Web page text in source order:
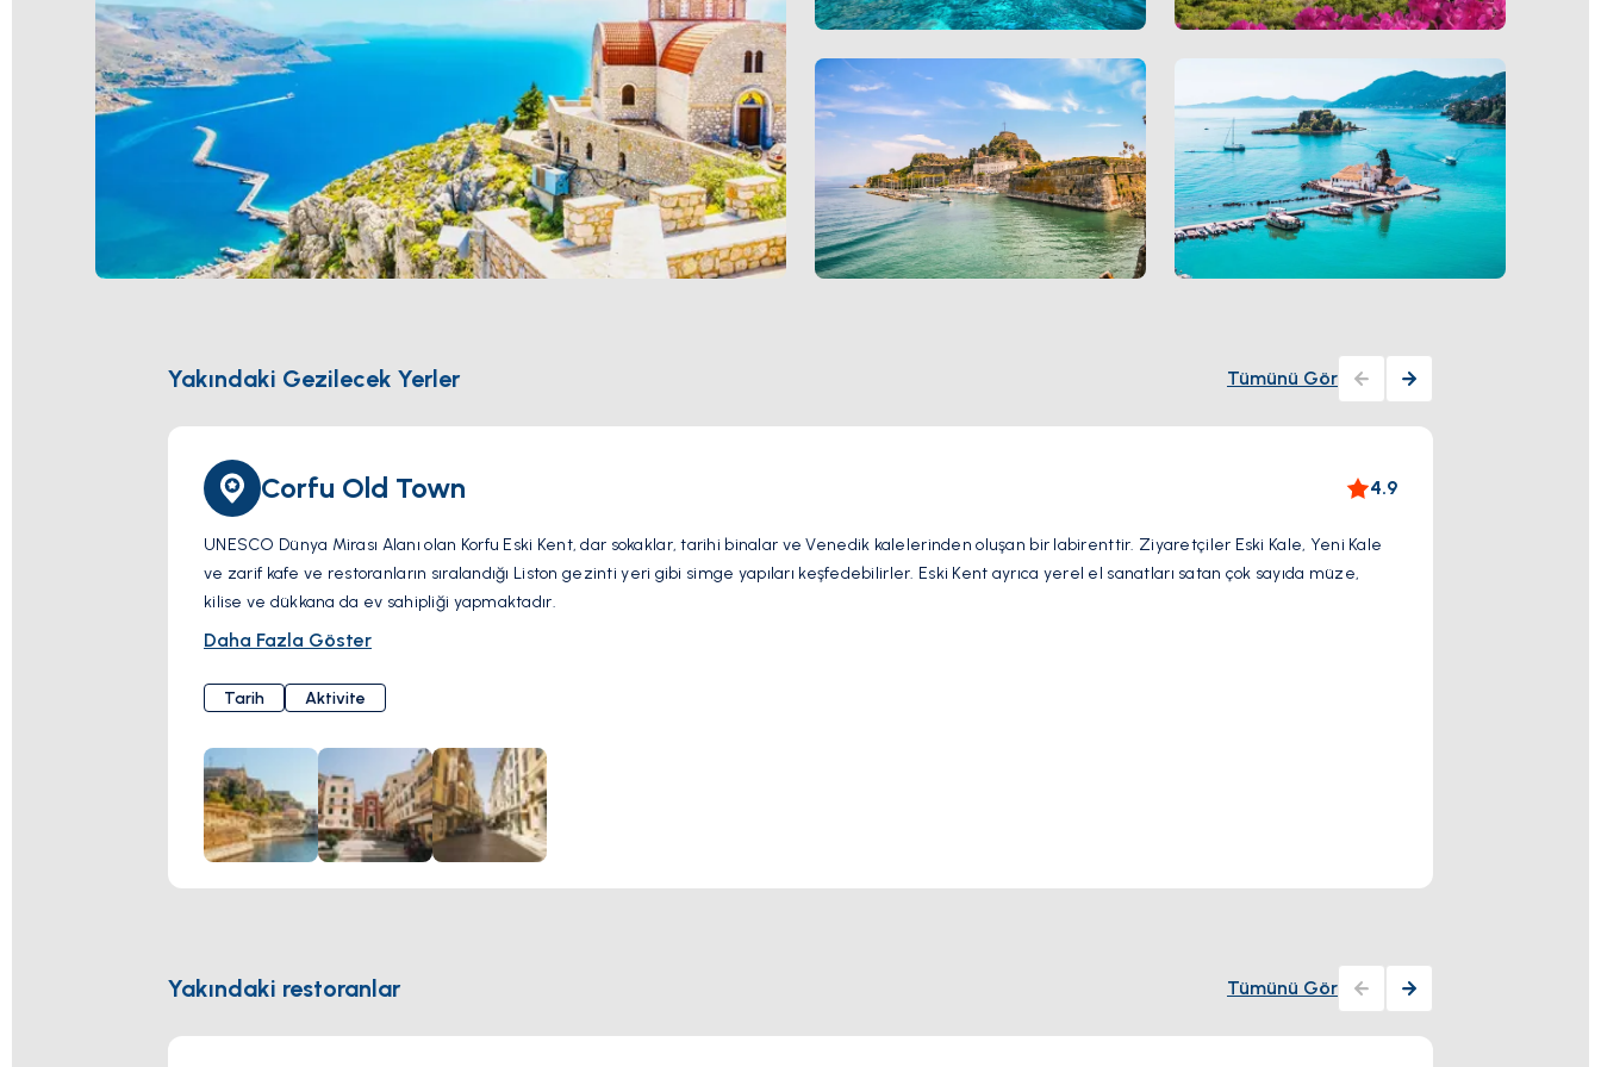
Yakındaki Gezilecek Yerler Tümünü Gör
Corfu Old Town 4.9
UNESCO Dünya Mirası Alanı olan Korfu Eski Kent, dar sokaklar, tarihi binalar ve Venedik kalelerinden oluşan bir labirenttir. Ziyaretçiler Eski Kale, Yeni Kale
ve zarif kafe ve restoranların sıralandığı Liston gezinti yeri gibi simge yapıları keşfedebilirler. Eski Kent ayrıca yerel el sanatları satan çok sayıda müze,
kilise ve dükkana da ev sahipliği yapmaktadır.
Daha Fazla Göster
Tarih Aktivite
Yakındaki restoranlar Tümünü Gör